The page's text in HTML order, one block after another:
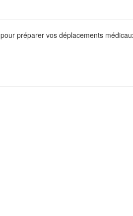
préparer vos déplacements